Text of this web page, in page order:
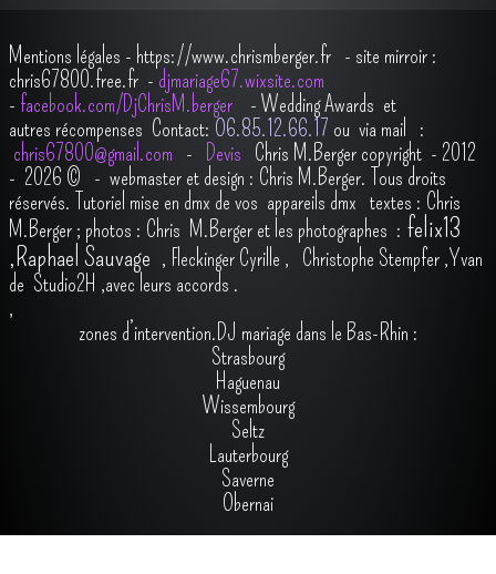
Mentions légales - https://www.chrismberger.fr - site mirroir :
chris67800.free.fr - djmariage67.wixsite.com
- facebook.com/DjChrisM.berger - Wedding Awards et
autres récompenses Contact: O6.85.12.66.17 ou via mail :
chris67800@gmail.com - Devis Chris M.Berger copyright - 2012
- 2026 © - webmaster et design : Chris M.Berger. Tous droits
réservés. Tutoriel mise en dmx de vos appareils dmx textes : Chris
M.Berger ; photos : Chris M.Berger et les photographes : felix13
,Raphael Sauvage , Fleckinger Cyrille , Christophe Stempfer ,Yvan
de Studio2H ,avec leurs accords .
,
zones d’intervention.DJ mariage dans le Bas-Rhin :
Strasbourg
Haguenau
Wissembourg
Seltz
Lauterbourg
Saverne
Obernai